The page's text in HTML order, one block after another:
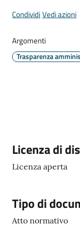
A
l
e
r
o
SUE
CondividiVedi azioni
Argomenti
Trasparenza
Descrizione
Licenza di
Licenza aperta
Tipo di
Atto normativo